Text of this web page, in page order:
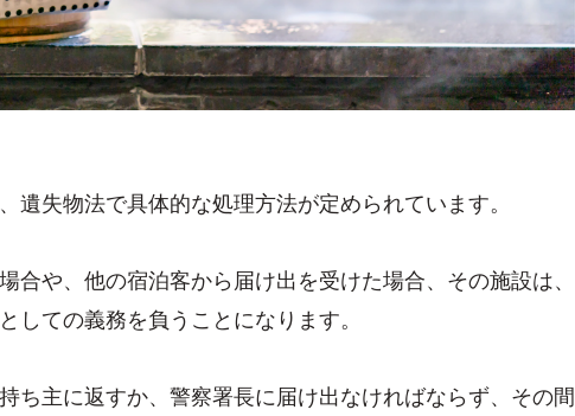
遺失物法で具体的な処理方法が定められています。
合や、他の宿泊客から届け出を受けた場合、その施設は、
しての義務を負うことになります。
ち主に返すか、警察署長に届け出なければならず、その間